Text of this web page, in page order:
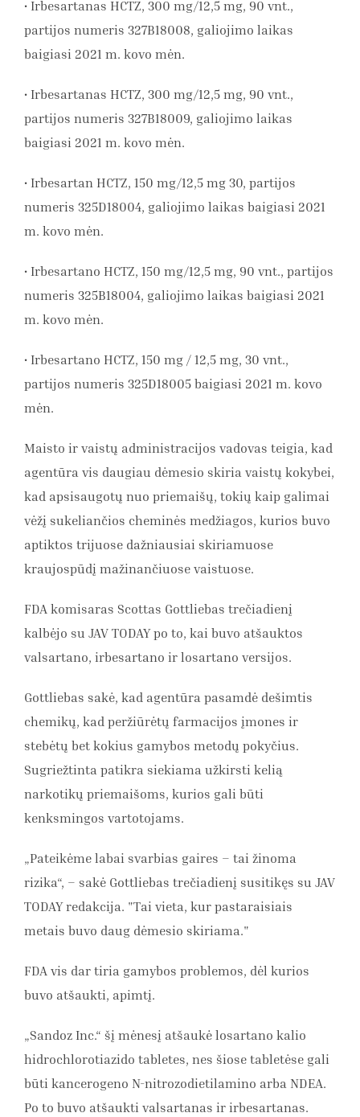
• Irbesartanas HCTZ, 300 mg/12,5 mg, 90 vnt.,
partijos numeris 327B18008, galiojimo laikas
baigiasi 2021 m. kovo mėn.
• Irbesartanas HCTZ, 300 mg/12,5 mg, 90 vnt.,
partijos numeris 327B18009, galiojimo laikas
baigiasi 2021 m. kovo mėn.
• Irbesartan HCTZ, 150 mg/12,5 mg 30, partijos
numeris 325D18004, galiojimo laikas baigiasi 2021
m. kovo mėn.
• Irbesartano HCTZ, 150 mg/12,5 mg, 90 vnt., partijos
numeris 325B18004, galiojimo laikas baigiasi 2021
m. kovo mėn.
• Irbesartano HCTZ, 150 mg / 12,5 mg, 30 vnt.,
partijos numeris 325D18005 baigiasi 2021 m. kovo
mėn.
Maisto ir vaistų administracijos vadovas teigia, kad
agentūra vis daugiau dėmesio skiria vaistų kokybei,
kad apsisaugotų nuo priemaišų, tokių kaip galimai
vėžį sukeliančios cheminės medžiagos, kurios buvo
aptiktos trijuose dažniausiai skiriamuose
kraujospūdį mažinančiuose vaistuose.
FDA komisaras Scottas Gottliebas trečiadienį
kalbėjo su JAV TODAY po to, kai buvo atšauktos
valsartano, irbesartano ir losartano versijos.
Gottliebas sakė, kad agentūra pasamdė dešimtis
chemikų, kad peržiūrėtų farmacijos įmones ir
stebėtų bet kokius gamybos metodų pokyčius.
Sugriežtinta patikra siekiama užkirsti kelią
narkotikų priemaišoms, kurios gali būti
kenksmingos vartotojams.
„Pateikėme labai svarbias gaires – tai žinoma
rizika“, – sakė Gottliebas trečiadienį susitikęs su JAV
TODAY redakcija. "Tai vieta, kur pastaraisiais
metais buvo daug dėmesio skiriama."
FDA vis dar tiria gamybos problemos, dėl kurios
buvo atšaukti, apimtį.
„Sandoz Inc.“ šį mėnesį atšaukė losartano kalio
hidrochlorotiazido tabletes, nes šiose tabletėse gali
būti kancerogeno N-nitrozodietilamino arba NDEA.
Po to buvo atšaukti valsartanas ir irbesartanas.